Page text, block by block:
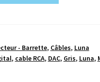
- Barrette, Câbles, Luna
, cable RCA, DAC, Gris, Luna,